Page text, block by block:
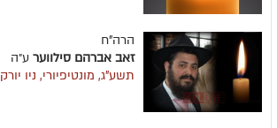
הרה"ח
זאב אברהם סילווער ע״ה
תשע"ג, מונטיפיורי, ניו יורק